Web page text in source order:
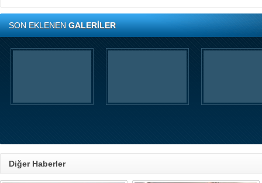
SON EKLENENGALERİLER
Diğer Haberler